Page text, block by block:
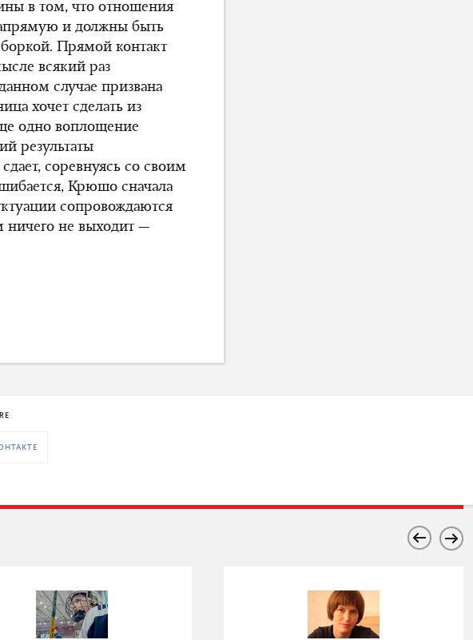
в том, что отношения
и должны быть
Прямой контакт
всякий раз
случае призвана
хочет сделать из
одно воплощение
результаты
соревнуясь со своим
Крюшо сначала
сопровождаются
не выходит —